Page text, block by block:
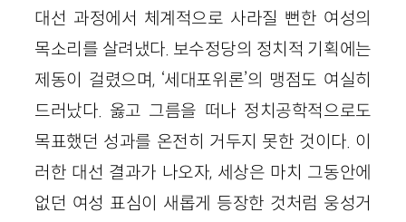
대선 과정에서 체계적으로 사라질 뻔한 여성의
목소리를 살려냈다. 보수정당의 정치적 기획에는
제동이 걸렸으며, ‘세대포위론’의 맹점도 여실히
드러났다. 옳고 그름을 떠나 정치공학적으로도
목표했던 성과를 온전히 거두지 못한 것이다. 이
러한 대선 결과가 나오자, 세상은 마치 그동안에
없던 여성 표심이 새롭게 등장한 것처럼 웅성거